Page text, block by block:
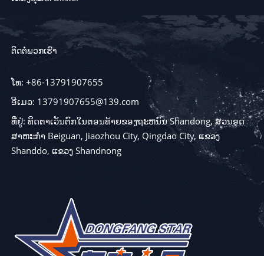
ຕິດຕໍ່ພວກເຮົາ
ໂທ: +86-13791907655
ອີເມວ: 13791907655@139.com
ທີ່ຢູ່: ທິດຕາເວັນຕົກໃນຕອນທ້າຍຂອງຖະຫນົນ Shandong, ສວນອຸດ
ສາຫະກໍາ Beiguan, Jiaozhou City, Qingdao City, ແຂວງ
Shanddo, ແຂວງ Shandnong